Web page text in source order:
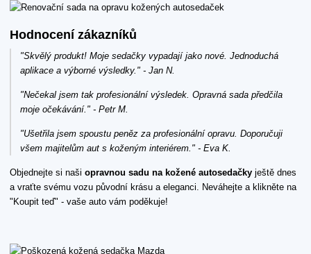
Hodnocení zákazníků
"Skvělý produkt! Moje sedačky vypadají jako nové. Jednoduchá
aplikace a výborné výsledky." - Jan N.
"Nečekal jsem tak profesionální výsledek. Opravná sada předčila
moje očekávání." - Petr M.
"Ušetřila jsem spoustu peněz za profesionální opravu. Doporučuji
všem majitelům aut s koženým interiérem." - Eva K.
Objednejte si naši opravnou sadu na kožené autosedačky ještě dnes
a vraťte svému vozu původní krásu a eleganci. Neváhejte a klikněte na
"Koupit teď" - vaše auto vám poděkuje!